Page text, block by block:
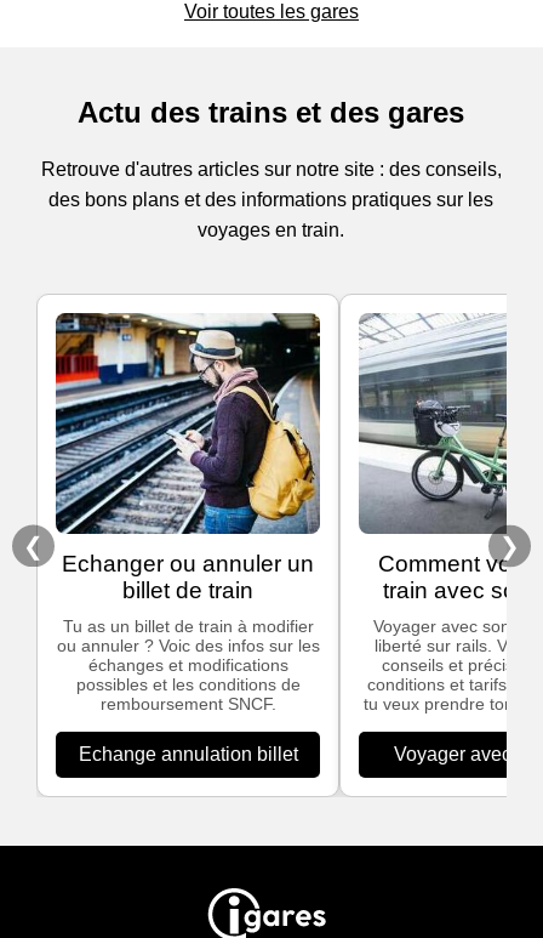
Voir toutes les gares
Actu des trains et des gares
Retrouve d'autres articles sur notre site : des conseils,
des bons plans et des informations pratiques sur les
voyages en train.
❮
Echanger ou annuler un
billet de train
Tu as un billet de train à modifier
ou annuler ? Voic des infos sur les
échanges et modifications
possibles et les conditions de
remboursement SNCF.
Echange annulation billet
Comment
train avec son
Voyager avec son
liberté sur rails. Voici
conseils et
conditions et tarifs
tu veux prendre ton
Voyager avec
❯